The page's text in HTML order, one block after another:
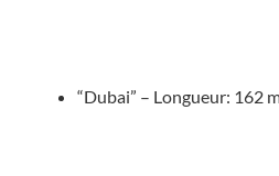
“Dubai” – Longueur: 162